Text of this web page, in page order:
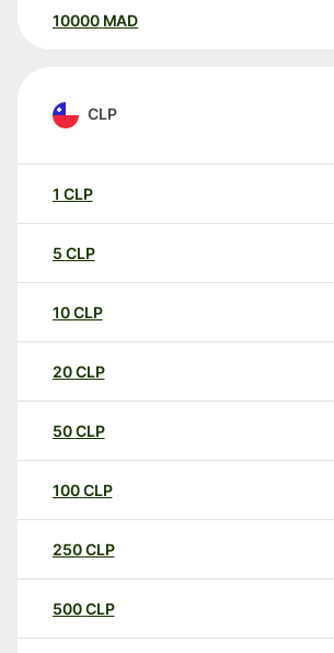
10000 MAD
CLP
1 CLP
5 CLP
10CLP
20CLP
50CLP
100CLP
250CLP
500CLP